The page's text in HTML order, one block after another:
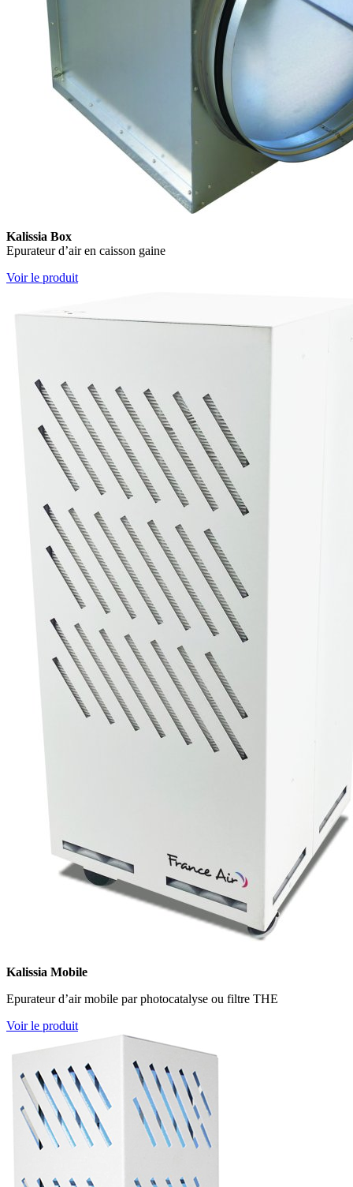
Kalissia Box
Epurateur d’air en caisson gaine
Voir le produit
Kalissia Mobile
Epurateur d’air mobile par photocatalyse ou filtre THE
Voir le produit